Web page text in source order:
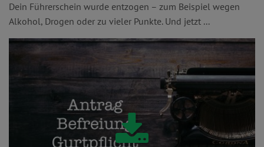
Dein Führerschein wurde entzogen – zum Beispiel wegen
Alkohol, Drogen oder zu vieler Punkte. Und jetzt ...